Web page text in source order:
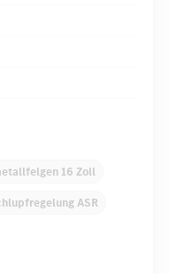
16 Zoll
ASR